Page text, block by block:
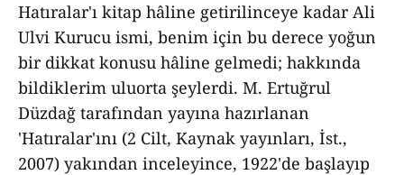
Hatıralar'ı kitap hâline getirilinceye kadar Ali
Ulvi Kurucu ismi, benim için bu derece yoğun
bir dikkat konusu hâline gelmedi; hakkında
bildiklerim uluorta şeylerdi. M. Ertuğrul
Düzdağ tarafından yayına hazırlanan
'Hatıralar'ını (2 Cilt, Kaynak yayınları, İst.,
2007) yakından inceleyince, 1922'de başlayıp